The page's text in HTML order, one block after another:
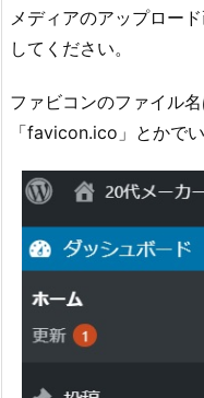
メディアのアップロー
してください。
ファビコンのファイル
「favicon.ico」とかで